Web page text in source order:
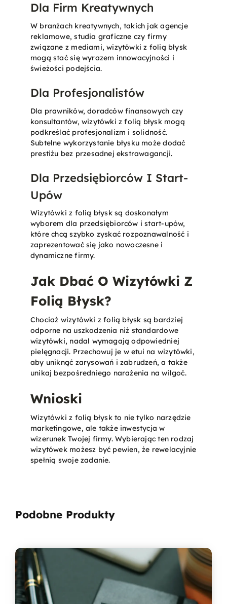
Dla Firm Kreatywnych
W branżach kreatywnych, takich jak agencje
reklamowe, studia graficzne czy firmy
związane z mediami, wizytówki z folią błysk
mogą stać się wyrazem innowacyjności i
świeżości podejścia.
Dla Profesjonalistów
Dla prawników, doradców finansowych czy
konsultantów, wizytówki z folią błysk mogą
podkreślać profesjonalizm i solidność.
Subtelne wykorzystanie błysku może dodać
prestiżu bez przesadnej ekstrawagancji.
Dla Przedsiębiorców I Start-
Upów
Wizytówki z folią błysk są doskonałym
wyborem dla przedsiębiorców i start-upów,
które chcą szybko zyskać rozpoznawalność i
zaprezentować się jako nowoczesne i
dynamiczne firmy.
Jak Dbać O Wizytówki Z
Folią Błysk?
Chociaż wizytówki z folią błysk są bardziej
odporne na uszkodzenia niż standardowe
wizytówki, nadal wymagają odpowiedniej
pielęgnacji. Przechowuj je w etui na wizytówki,
aby uniknąć zarysowań i zabrudzeń, a także
unikaj bezpośredniego narażenia na wilgoć.
Wnioski
Wizytówki z folią błysk to nie tylko narzędzie
marketingowe, ale także inwestycja w
wizerunek Twojej firmy. Wybierając ten rodzaj
wizytówek możesz być pewien, że rewelacyjnie
spełnią swoje zadanie.
Podobne Produkty